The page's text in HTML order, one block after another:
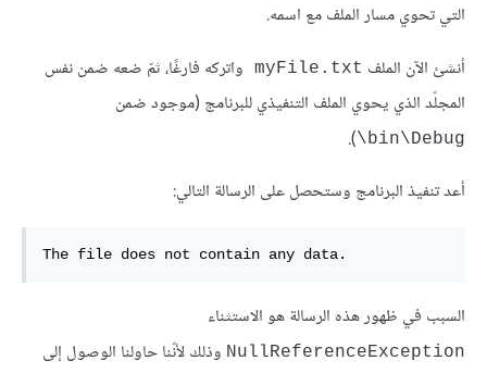
التي تحوي مسار الملف مع اسمه.
أنشئ الآن الملف myFile.txt
واتركه فارغًا، ثمّ ضعه ضمن نفس
المجلّد الذي يحوي الملف التنفيذي للبرنامج (موجود ضمن
bin\Debug\
).
أعد تنفيذ البرنامج وستحصل على الرسالة التالي:
The file does not contain any data.
السبب في ظهور هذه الرسالة هو الاستثناء
NullReferenceException وذلك لأنّنا حاولنا الوصول إلى